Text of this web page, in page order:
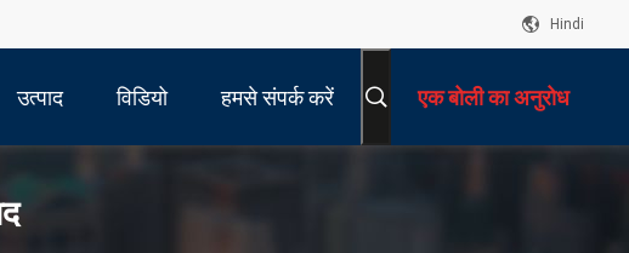
Hindi
उत्पाद विडियो हमसे संपर्क करें एक बोली का अनुरोध